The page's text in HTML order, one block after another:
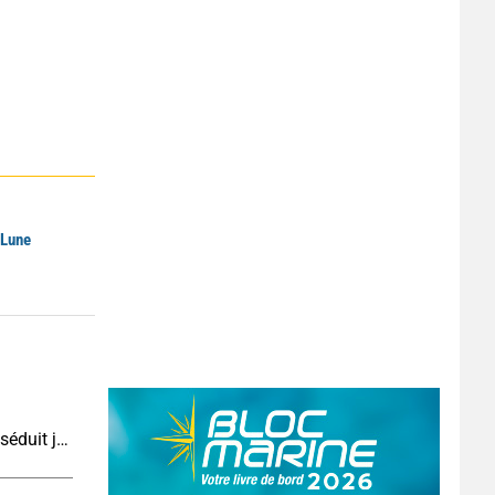
Çeşme en août : la station balnéaire turque qui séduit jusque de l’autre côté de la mer Égée